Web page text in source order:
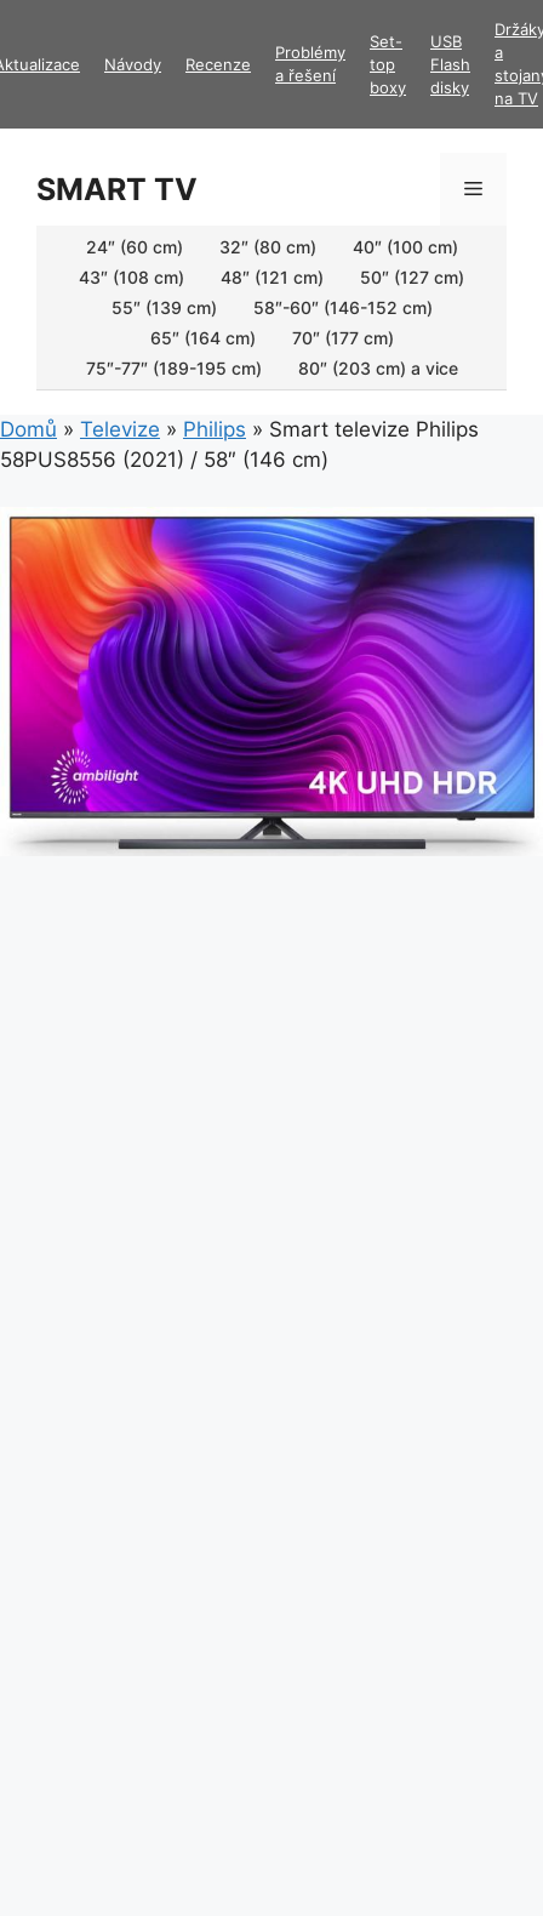
obsah
Návody Recenze
Problémy
a řešení
Set-
top
boxy
USB
Flash
disky
a
na TV
SMART TV Menu
24″ (60 cm) 32″ (80 cm)
40″ (100 cm)
43″ (108 cm)
48″ (121 cm)
50″ (127 cm)
55″ (139 cm)
58″-60″ (146-152 cm)
65″ (164 cm)
70″ (177 cm)
75″-77″ (189-195 cm)
80″ (203 cm) a vice
Domů » Televize » Philips » Smart televize Philips
58PUS8556 (2021) / 58″ (146 cm)